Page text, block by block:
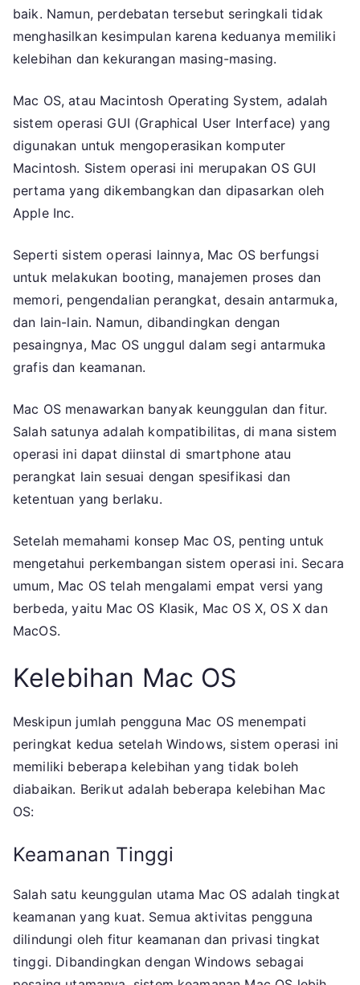
baik. Namun, perdebatan tersebut seringkali tidak
menghasilkan kesimpulan karena keduanya memiliki
kelebihan dan kekurangan masing-masing.
Mac OS, atau Macintosh Operating System, adalah
sistem operasi GUI (Graphical User Interface) yang
digunakan untuk mengoperasikan komputer
Macintosh. Sistem operasi ini merupakan OS GUI
pertama yang dikembangkan dan dipasarkan oleh
Apple Inc.
Seperti sistem operasi lainnya, Mac OS berfungsi
untuk melakukan booting, manajemen proses dan
memori, pengendalian perangkat, desain antarmuka,
dan lain-lain. Namun, dibandingkan dengan
pesaingnya, Mac OS unggul dalam segi antarmuka
grafis dan keamanan.
Mac OS menawarkan banyak keunggulan dan fitur.
Salah satunya adalah kompatibilitas, di mana sistem
operasi ini dapat diinstal di smartphone atau
perangkat lain sesuai dengan spesifikasi dan
ketentuan yang berlaku.
Setelah memahami konsep Mac OS, penting untuk
mengetahui perkembangan sistem operasi ini. Secara
umum, Mac OS telah mengalami empat versi yang
berbeda, yaitu Mac OS Klasik, Mac OS X, OS X dan
MacOS.
Kelebihan Mac OS
Meskipun jumlah pengguna Mac OS menempati
peringkat kedua setelah Windows, sistem operasi ini
memiliki beberapa kelebihan yang tidak boleh
diabaikan. Berikut adalah beberapa kelebihan Mac
OS:
Keamanan Tinggi
Salah satu keunggulan utama Mac OS adalah tingkat
keamanan yang kuat. Semua aktivitas pengguna
dilindungi oleh fitur keamanan dan privasi tingkat
tinggi. Dibandingkan dengan Windows sebagai